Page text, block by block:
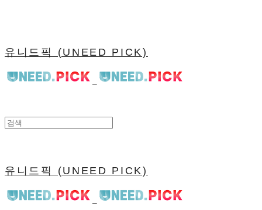
유니드픽 (UNEED PICK)
유니드픽 (UNEED PICK)